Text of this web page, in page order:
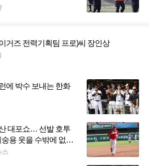
거즈 전력기획팀 프로)씨 장인상
에 박수 보내는 한화
대포쇼… 선발 호투
용 웃을 수밖에 없었
스